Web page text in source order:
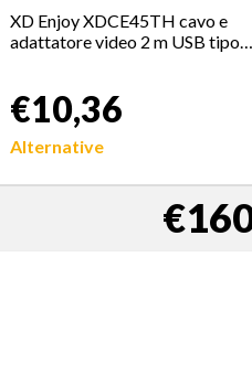
XD Enjoy XDCE45TH cavo e
adattatore video 2 m USB tipo-
€10,36
Alternative